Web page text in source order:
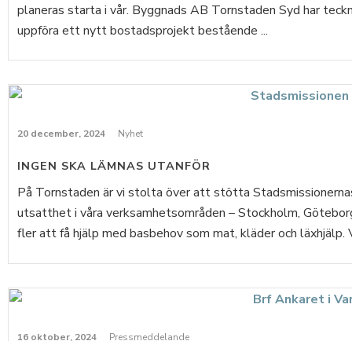
planeras starta i vår. Byggnads AB Tornstaden Syd har
uppföra ett nytt bostadsprojekt bestående ...
20 december, 2024 Nyhet
INGEN SKA LÄMNAS UTANFÖR
På Tornstaden är vi stolta över att stötta
utsatthet i våra verksamhetsområden – Stockholm,
fler att få hjälp med basbehov som mat, kläder och läxhjälp.
16 oktober, 2024 Pressmeddelande